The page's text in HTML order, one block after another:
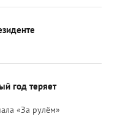
год теряет
«За рулём»